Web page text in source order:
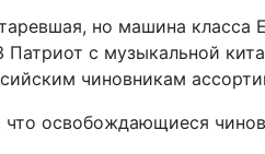
но машина
с музыкальной
чиновникам
освобождающиеся